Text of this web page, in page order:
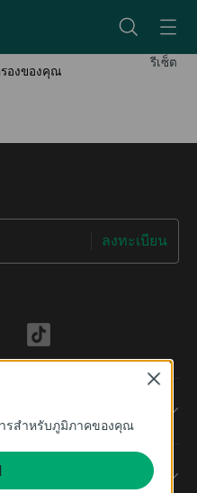
รีเซ็ต
องของคุณ
ลงทะเบียน
รสำหรับภูมิภาคของคุณ
Close